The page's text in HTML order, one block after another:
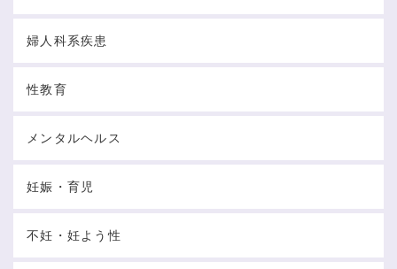
婦人科系疾患
性教育
メンタルヘルス
妊娠・育児
不妊・妊よう性